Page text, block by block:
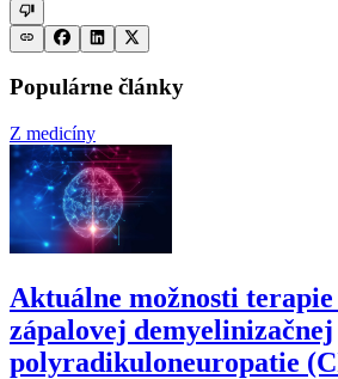
Populárne články
Z medicíny
Aktuálne možnosti
zápalovej demyelinizačnej
polyradikuloneuropatie